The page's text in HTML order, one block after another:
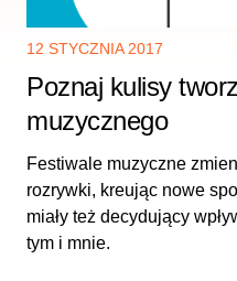
12 STYCZNIA 2017
Poznaj kulisy
muzycznego
Festiwale muzyczne
rozrywki, kreując nowe
miały też decydujący
tym i mnie.